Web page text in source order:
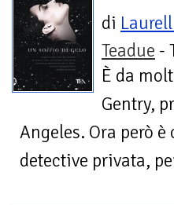
di
Teadue -
È da
Gentry,
Angeles. Ora però
detective privata,